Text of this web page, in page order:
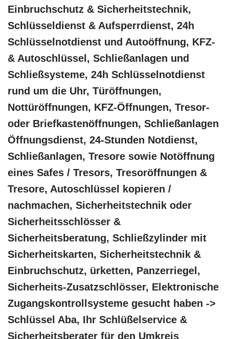
Einbruchschutz & Sicherheitstechnik,
Schlüsseldienst & Aufsperrdienst, 24h
Schlüsselnotdienst und Autoöffnung, KFZ-
& Autoschlüssel, Schließanlagen und
Schließsysteme, 24h Schlüsselnotdienst
rund um die Uhr, Türöffnungen,
Nottüröffnungen, KFZ-Öffnungen, Tresor-
oder Briefkastenöffnungen, Schließanlagen
Öffnungsdienst, 24-Stunden Notdienst,
Schließanlagen, Tresore sowie Notöffnung
eines Safes / Tresors, Tresoröffnungen &
Tresore, Autoschlüssel kopieren /
nachmachen, Sicherheitstechnik oder
Sicherheitsschlösser &
Sicherheitsberatung, Schließzylinder mit
Sicherheitskarten, Sicherheitstechnik &
Einbruchschutz, ürketten, Panzerriegel,
Sicherheits-Zusatzschlösser, Elektronische
Zugangskontrollsysteme gesucht haben ->
Schlüssel Aba, Ihr Schlüßelservice &
Sicherheitsberater für den Umkreis